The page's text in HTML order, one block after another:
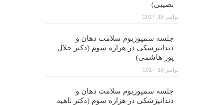
نصیبی)
نوامبر 16, 2017
جلسه سمپوزیوم سلامت دهان و
دندانپزشکی در هزاره سوم (دکتر جلال
پور هاشمی)
نوامبر 16, 2017
جلسه سمپوزیوم سلامت دهان و
دندانپزشکی در هزاره سوم (دکتر ناهید